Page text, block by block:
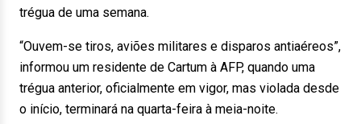
trégua de uma semana.
“Ouvem-se tiros, aviões militares e disparos antiaéreos”,
informou um residente de Cartum à AFP, quando uma
trégua anterior, oficialmente em vigor, mas violada desde
o início, terminará na quarta-feira à meia-noite.